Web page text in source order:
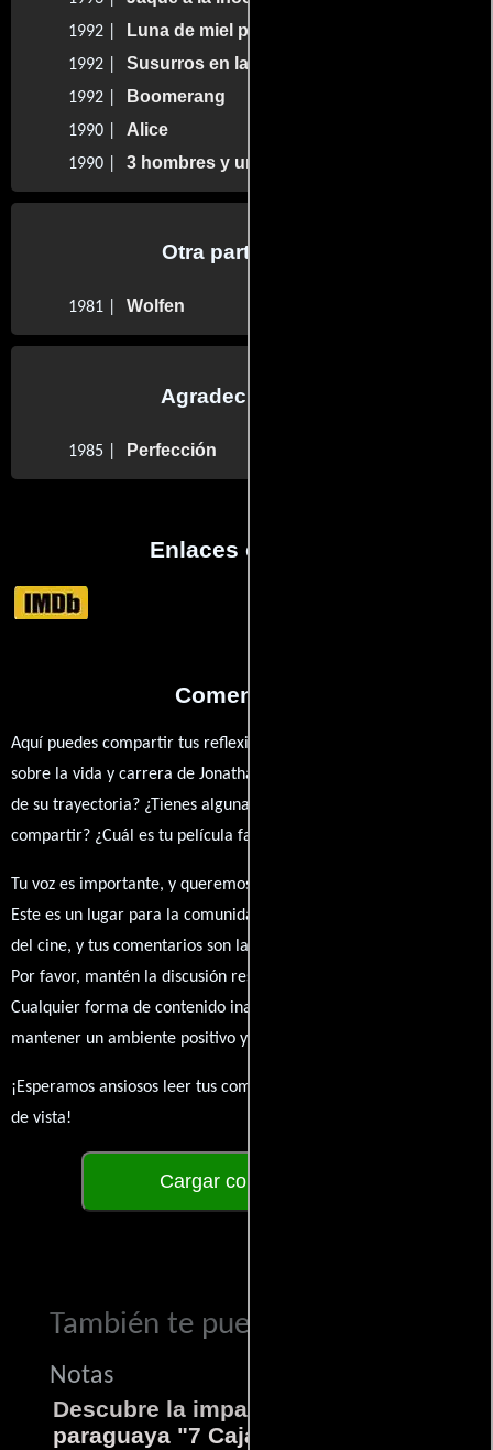
1992 | Luna de miel para tres
1992 | Susurros en la oscuridad
1992 | Boomerang
1990 | Alice
1990 | 3 hombres y una pequeña dama
Otra participaron
1981 | Wolfen
Agradecimientos
1985 | Perfección
Enlaces externos
Comentarios
Aquí puedes compartir tus reflexiones, anécdotas y opiniones
sobre la vida y carrera de Jonathan Filley. ¿Qué te ha inspirado
de su trayectoria? ¿Tienes alguna anécdota personal que desees
compartir? ¿Cuál es tu película favorita en la que ha participado?
Tu voz es importante, y queremos escuchar tus pensamientos.
Este es un lugar para la comunidad de admiradores y amantes
del cine, y tus comentarios son la esencia de esta conversación.
Por favor, mantén la discusión respetuosa y constructiva.
Cualquier forma de contenido inapropiado será eliminado para
mantener un ambiente positivo y enriquecedor para todos.
¡Esperamos ansiosos leer tus comentarios y conocer tus puntos
de vista!
Cargar comentarios
También te puede interesar...
Notas
Descubre la impactante película
paraguaya "7 Cajas"